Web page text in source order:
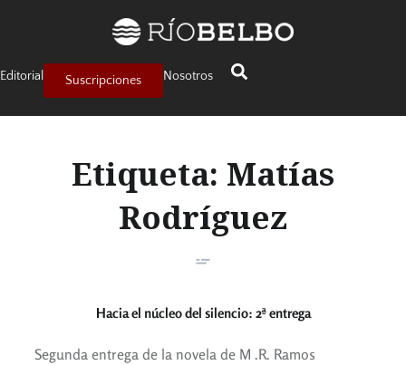
Editorial Suscripciones Nosotros
Etiqueta: Matías
Rodríguez
Hacia el núcleo del silencio: 2ª entrega
Segunda entrega de la novela de M .R. Ramos